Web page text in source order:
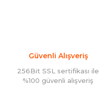
Güvenli Alışveriş
256Bit SSL sertifikası ile
%100 güvenli alışveriş